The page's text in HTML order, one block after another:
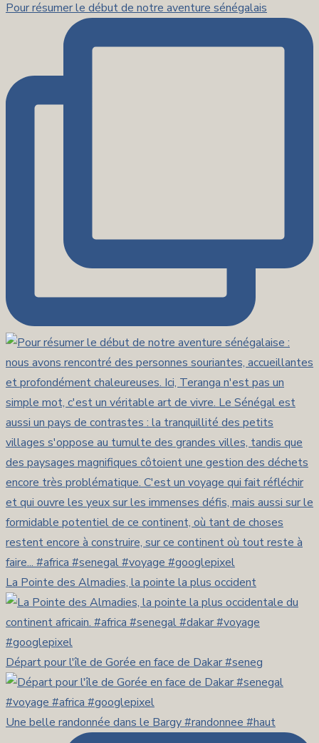
Pour résumer le début de notre aventure sénégalais
La Pointe des Almadies, la pointe la plus occident
Départ pour l'île de Gorée en face de Dakar #seneg
Une belle randonnée dans le Bargy #randonnee #haut